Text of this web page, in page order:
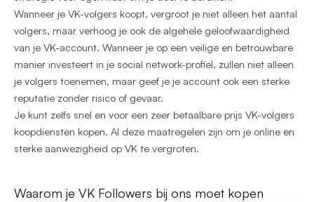
Wanneer je VK-volgers koopt, vergroot je niet alleen het aantal
volgers, maar verhoog je ook de algehele geloofwaardigheid
van je VK-account. Wanneer je op een veilige en betrouwbare
manier investeert in je social network-profiel, zullen niet alleen
je volgers toenemen, maar geef je je account ook een sterke
reputatie zonder risico of gevaar.
Je kunt zelfs snel en voor een zeer betaalbare prijs VK-volgers
koopdiensten kopen. Al deze maatregelen zijn om je online en
sterke aanwezigheid op VK te vergroten.
Waarom je VK Followers bij ons moet kopen